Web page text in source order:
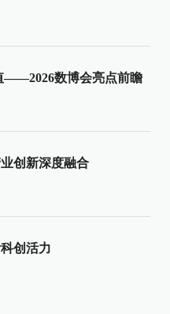
——2026数博会亮点前瞻
创新深度融合
创活力